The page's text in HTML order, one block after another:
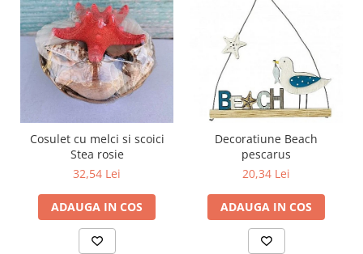
Cosulet cu melci si scoici
Stea rosie
32,54 Lei
ADAUGA IN COS
Decoratiune Beach
pescarus
20,34 Lei
ADAUGA IN COS